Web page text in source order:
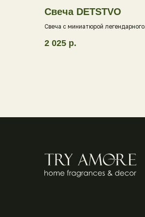
Свеча DETSTVO
Свеча с миниатюрой легендарного
2 025 р.